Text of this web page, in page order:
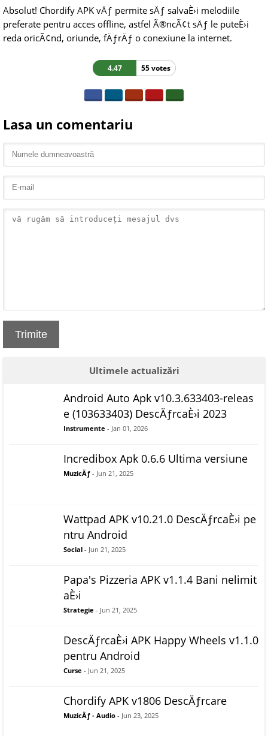
Absolut! Chordify APK vÄƒ permite sÄƒ salvaÈ›i melodiile
preferate pentru acces offline, astfel Ã®ncÃ¢t sÄƒ le puteÈ›i
reda oricÃ¢nd, oriunde, fÄƒrÄƒ o conexiune la internet.
4.47 55 votes
Lasa un comentariu
Trimite
Ultimele actualizări
Android Auto Apk v10.3.633403-releas
e (103633403) DescÄƒrcaÈ›i 2023
Instrumente - Jan 01, 2026
Incredibox Apk 0.6.6 Ultima versiune
MuzicÄƒ - Jun 21, 2025
Wattpad APK v10.21.0 DescÄƒrcaÈ›i pe
ntru Android
Social - Jun 21, 2025
Papa's Pizzeria APK v1.1.4 Bani nelimit
aÈ›i
Strategie - Jun 21, 2025
DescÄƒrcaÈ›i APK Happy Wheels v1.1.0
pentru Android
Curse - Jun 21, 2025
Chordify APK v1806 DescÄƒrcare
MuzicÄƒ - Audio - Jun 23, 2025